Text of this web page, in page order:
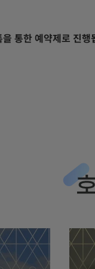
통한 예약제로 진행